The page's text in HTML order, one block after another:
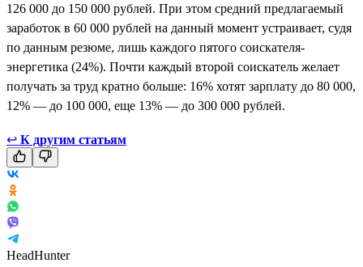
126 000 до 150 000 рублей. При этом средний предлагаемый
заработок в 60 000 рублей на данный момент устраивает, судя
по данным резюме, лишь каждого пятого соискателя-
энергетика (24%). Почти каждый второй соискатель желает
получать за труд кратно больше: 16% хотят зарплату до 80 000,
12% — до 100 000, еще 13% — до 300 000 рублей.
↩ К другим статьям
HeadHunter